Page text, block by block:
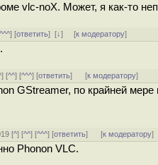
vlc-noX. Может, я как-то
^^^] [ответить][↓] [к модератору]
] [^^] [^^^] [ответить] [к модератору]
GStreamer, по крайней мере
[^] [^^] [^^^] [ответить] [к модератору]
Phonon VLC.